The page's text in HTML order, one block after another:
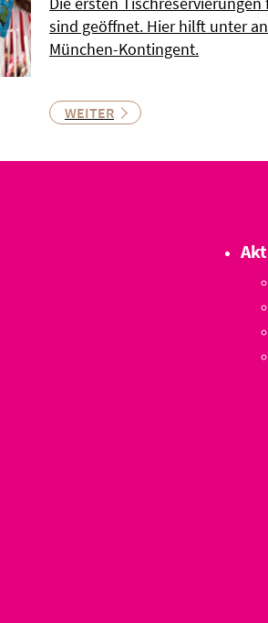
sind geöffnet. Hier hilft unter
München-Kontingent.
WEITER